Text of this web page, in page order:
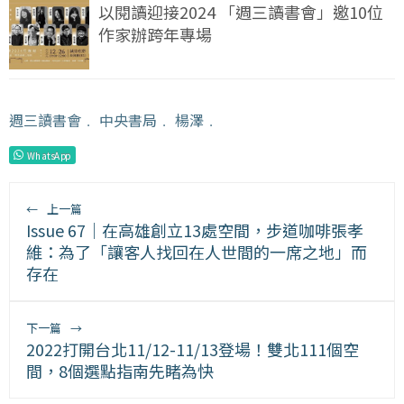
以閱讀迎接2024 「週三讀書會」邀10位
作家辦跨年專場
週三讀書會 ﹒ 中央書局 ﹒ 楊澤 ﹒
WhatsApp
← 上一篇
Issue 67｜在高雄創立13處空間，步道咖啡張孝
維：為了「讓客人找回在人世間的一席之地」而
存在
下一篇 →
2022打開台北11/12-11/13登場！雙北111個空
間，8個選點指南先睹為快